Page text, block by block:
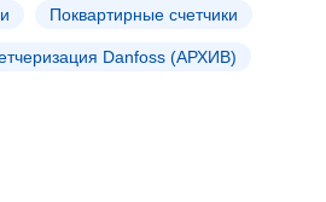
Поквартирные счетчики
Danfoss (АРХИВ)